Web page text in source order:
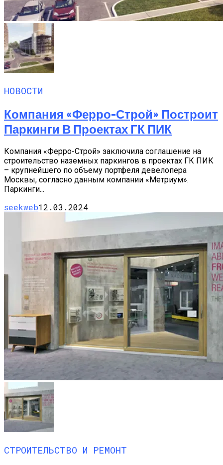
НОВОСТИ
Компания «Ферро-Строй» Построит
Паркинги В Проектах ГК ПИК
Компания «Ферро-Строй» заключила соглашение на
строительство наземных паркингов в проектах ГК ПИК
– крупнейшего по объему портфеля девелопера
Москвы, согласно данным компании «Метриум».
Паркинги...
seekweb12.03.2024
СТРОИТЕЛЬСТВО И РЕМОНТ